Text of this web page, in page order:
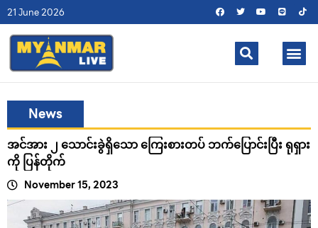
21 June 2026
News
အင်အား ၂ ​သောင်းခွဲရှိ​သော ​ကြေးစားတပ် ဘက်​ပြောင်းပြီး ရုရှား
ကို ပြန်တိုက်
November 15, 2023